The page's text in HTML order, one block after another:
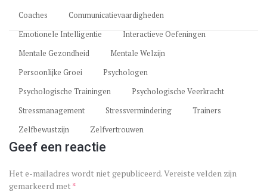
Coaches
Communicatievaardigheden
Emotionele Intelligentie
Interactieve Oefeningen
Mentale Gezondheid
Mentale Welzijn
Persoonlijke Groei
Psychologen
Psychologische Trainingen
Psychologische Veerkracht
Stressmanagement
Stressvermindering
Trainers
Zelfbewustzijn
Zelfvertrouwen
Geef een reactie
Het e-mailadres wordt niet gepubliceerd.Vereiste velden zijn
gemarkeerd met *